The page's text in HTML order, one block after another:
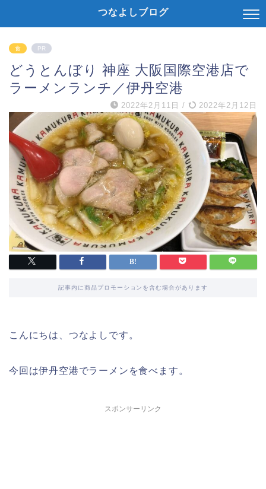
つなよしブログ
食 PR
どうとんぼり 神座 大阪国際空港店で
ラーメンランチ／伊丹空港
2022年2月11日 / 2022年2月12日
記事内に商品プロモーションを含む場合があります
こんにちは、つなよしです。
今回は伊丹空港でラーメンを食べます。
スポンサーリンク